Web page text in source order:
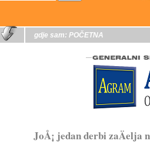
gdje sam: POČETNA
JoÅ¡ jedan derbi zaÄelja